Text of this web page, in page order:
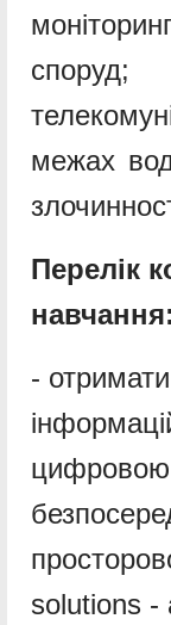
споруд;
межах
Перелік
-
цифровою
solutions -